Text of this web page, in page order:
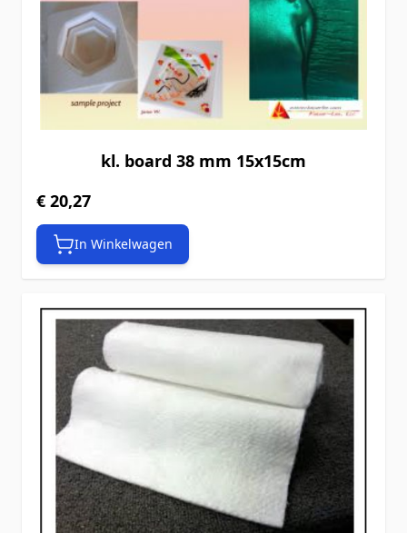
kl. board 38 mm 15x15cm
€ 20,27
In Winkelwagen